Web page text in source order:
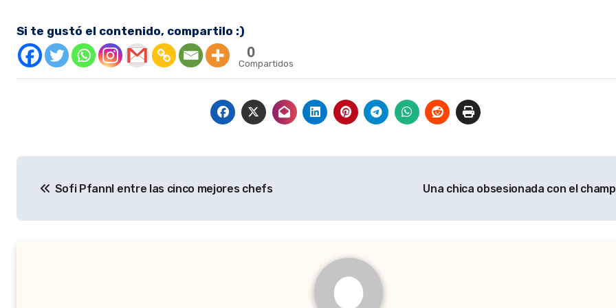
Si te gustó el contenido, compartilo :)
0
Compartidos
de
entradas
Sofi Pfannl entre las cinco mejores chefs Una chica obsesionada con el